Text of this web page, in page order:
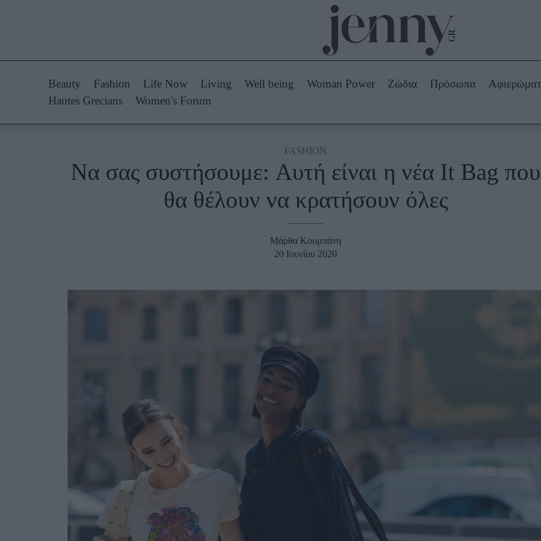
Styling Tips
Fashion News
Beauty -
Ομορφιά
Skincare
Μακιγιάζ
Woman Power Πρόσωπα Ζώδια
ΒΟΞ
Beauty Fashion Life Now Living Well being Woman Power Ζώδια Πρόσωπα
Hautes Grecians
Women's Forum
FASHION
Nα σας συστήσουμε: Aυτή είναι η νέα It Bag που
θα θέλουν να κρατήσουν όλες
Μάρθα Κουμπάνη
20 Ιουνίου 2020